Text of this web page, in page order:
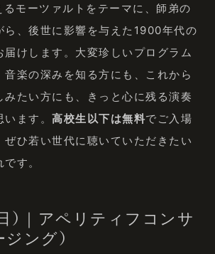
モーツァルトをテーマに、師弟の
ら、後世に影響を与えた1900年代の
けします。大変珍しいプログラム
楽の深みを知る方にも、これから
みたい方にも、きっと心に残る演奏
ます。 高校生以下は無料でご入場
ぜひ若い世代に聴いていただきたい
す。
）｜アペリティフコンサ
ング）